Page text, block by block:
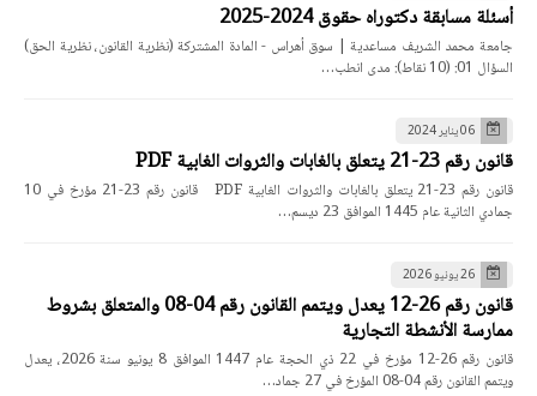
أسئلة مسابقة دكتوراه حقوق 2024-2025
جامعة محمد الشريف مساعدية | سوق أهراس - المادة المشتركة (نظرية القانون، نظرية الحق)
السؤال 01: (10 نقاط): مدى انطب…
06 يناير 2024
قانون رقم 23-21 يتعلق بالغابات والثروات الغابية PDF
قانون رقم 23-21 يتعلق بالغابات والثروات الغابية PDF قانون رقم 23-21 مؤرخ في 10
جمادي الثانية عام 1445 الموافق 23 ديسم…
26 يونيو 2026
قانون رقم 26-12 يعدل ويتمم القانون رقم 04-08 والمتعلق بشروط
ممارسة الأنشطة التجارية
قانون رقم 26-12 مؤرخ في 22 ذي الحجة عام 1447 الموافق 8 يونيو سنة 2026، يعدل
ويتمم القانون رقم 04-08 المؤرخ في 27 جماد…